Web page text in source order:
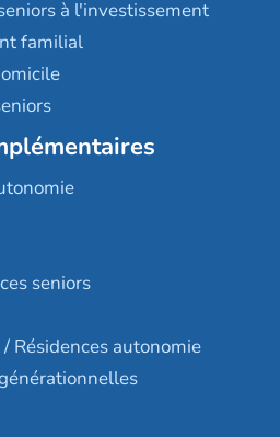
à l'investissement
familial
seniors
Résidences autonomie